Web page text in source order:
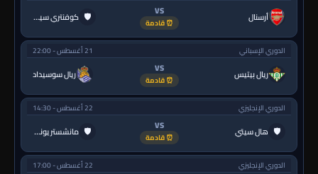
أرسنال VS
⏰ قادمة كوفنتري سيتي 🛡
الدوري الإسباني 21 أغسطس - 22:00
ريال بيتيس VS
⏰ قادمة ريال سوسيداد
الدوري الإنجليزي 22 أغسطس - 14:30
🛡 هال سيتي VS
⏰ قادمة مانشستر يونايتد 🛡
الدوري الإنجليزي 22 أغسطس - 17:00